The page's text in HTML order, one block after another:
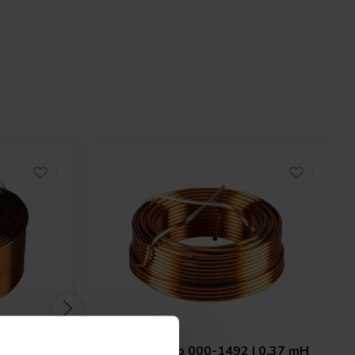
Jantzen Audio 000-1492 | 0,37 mH